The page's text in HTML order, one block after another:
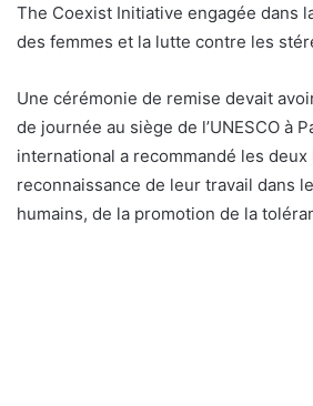
The Coexist Initiative engagée dans
des femmes et la lutte contre les
Une cérémonie de remise devait
de journée au siège de l’UNESCO à
international a recommandé les deux
reconnaissance de leur travail dans
humains, de la promotion de la